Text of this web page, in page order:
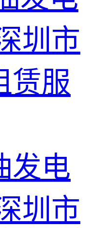
发电
圳市